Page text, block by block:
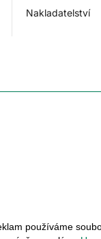
Nakladatelství
používáme